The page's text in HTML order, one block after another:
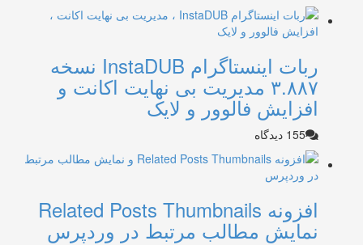
ربات اینستاگرام InstaDUB نسخه
۳.۸۸۷ مدیریت بی نهایت اکانت و
افزایش فالوور و لایک
155 دیدگاه
افزونه Related Posts Thumbnails
نمایش مطالب مرتبط در وردپرس